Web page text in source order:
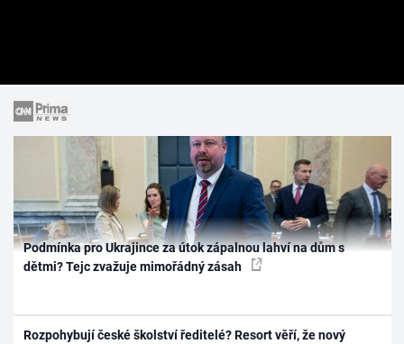
Podmínka pro Ukrajince za útok zápalnou lahví na dům s
dětmi? Tejc zvažuje mimořádný zásah
Rozpohybují české školství ředitelé? Resort věří, že nový